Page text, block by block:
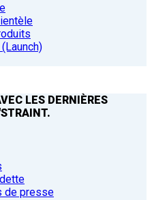
LES DERNIÈRES
de presse